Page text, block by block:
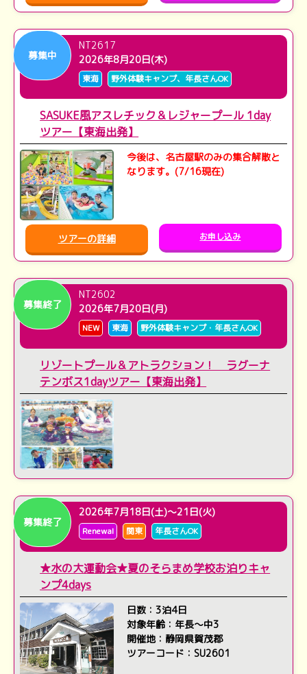
募集中
NT2617
2026年8月20日(木)
東海 野外体験キャンプ、年長さんOK
SASUKE風アスレチック＆レジャープール 1day
ツアー【東海出発】
今後は、名古屋駅のみの集合解散と
なります。(7/16現在)
ツアーの詳細 お申し込み
募集終了
NT2602
2026年7月20日(月)
NEW 東海 野外体験キャンプ・年長さんOK
リゾートプール＆アトラクション！ ラグーナ
テンボス1dayツアー【東海出発】
募集終了
2026年7月18日(土)～21日(火)
Renewal 関東 年長さんOK
★水の大運動会★夏のそらまめ学校お泊りキャ
ンプ4days
日数：3泊4日
対象年齢：年長～中3
開催地：静岡県賀茂郡
ツアーコード：SU2601